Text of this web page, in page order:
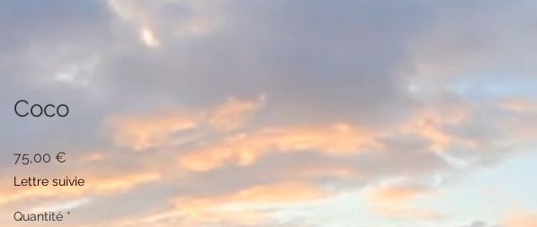
Coco
75,00 € Prix
Lettre suivie
Quantité *